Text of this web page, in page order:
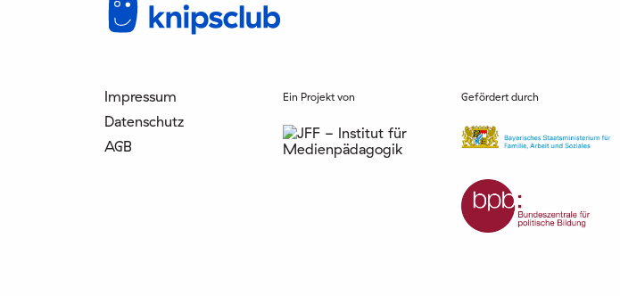
Impressum
Datenschutz
AGB
Ein Projekt von Gefördert durch